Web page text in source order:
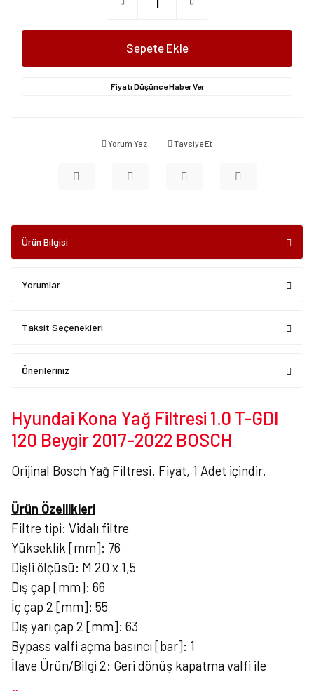
Sepete Ekle
Fiyatı Düşünce Haber Ver
Yorum Yaz Tavsiye Et
Ürün Bilgisi
Yorumlar
Taksit Seçenekleri
Önerileriniz
Hyundai Kona Yağ Filtresi 1.0 T-GDI
120 Beygir 2017-2022 BOSCH
Orijinal Bosch Yağ Filtresi. Fiyat, 1 Adet içindir.
Ürün Özellikleri
Filtre tipi: Vidalı filtre
Yükseklik [mm]: 76
Dişli ölçüsü: M 20 x 1,5
Dış çap [mm]: 66
İç çap 2 [mm]: 55
Dış yarı çap 2 [mm]: 63
Bypass valfi açma basıncı [bar]: 1
İlave Ürün/Bilgi 2: Geri dönüş kapatma valfi ile